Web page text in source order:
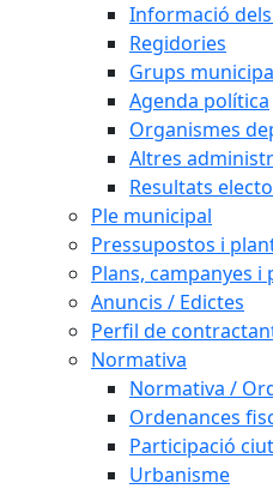
Informació
Regidories
Grups
Agenda política
Organismes
Altres
Resultats
Ple municipal
Pressupostos i
Plans, campanyes i
Anuncis / Edictes
Perfil de
Normativa
Normativa /
Ordenances
Participació
Urbanisme